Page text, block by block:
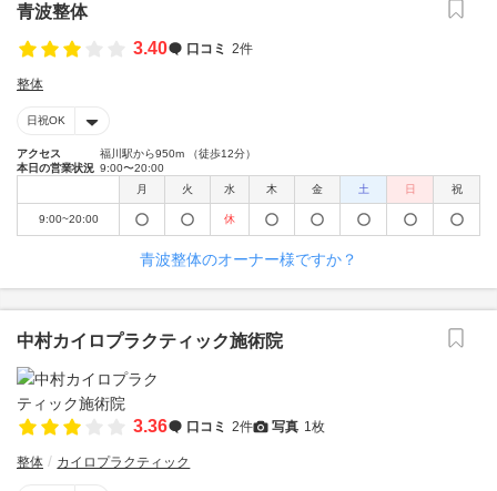
青波整体
3.40
口コミ 2件
整体
日祝OK
アクセス
福川駅から950m （徒歩12分）
本日の営業状況 9:00〜20:00
月
火 水 木 金 土 日 祝
9:00~20:00 休
青波整体のオーナー様ですか？
中村カイロプラクティック施術院
3.36 口コミ 2件 写真 1枚
整体 カイロプラクティック